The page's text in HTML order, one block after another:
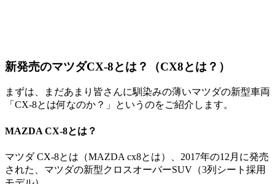
新発売のマツダCX-8とは？（CX8とは？）
まずは、まだあまり皆さんに馴染みの薄いマツダの新型車両
「CX-8とは何なのか？」というのをご紹介します。
MAZDA CX-8とは？
マツダ CX-8とは（MAZDA cx8とは）、2017年の12月に発売
された、マツダの新型クロスオーバーSUV（3列シート採用